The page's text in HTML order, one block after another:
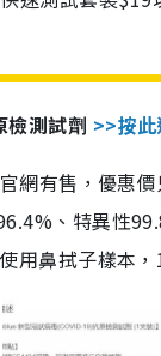
檢測試劑 >>按
網有售，優惠
、特異性
鼻拭子樣本，